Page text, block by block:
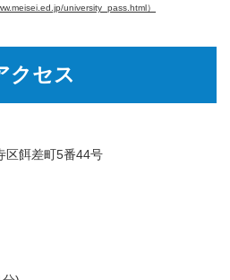
university_pass.html）
クセス
餌差町5番44号